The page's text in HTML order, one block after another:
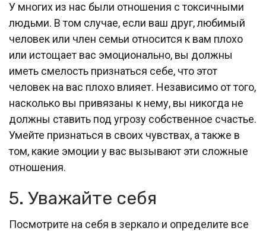
У многих из нас были отношения с токсичными
людьми. В том случае, если ваш друг, любимый
человек или член семьи относится к вам плохо
или истощает вас эмоционально, вы должны
иметь смелость признаться себе, что этот
человек на вас плохо влияет. Независимо от того,
насколько вы привязаны к нему, вы никогда не
должны ставить под угрозу собственное счастье.
Умейте признаться в своих чувствах, а также в
том, какие эмоции у вас вызывают эти сложные
отношения.
5. Уважайте себя
Посмотрите на себя в зеркало и определите все